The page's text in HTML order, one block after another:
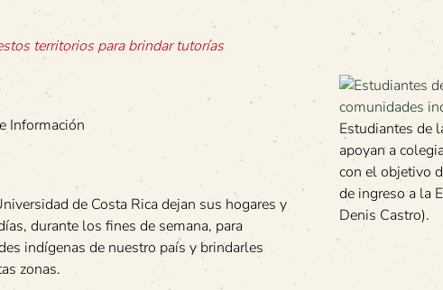
territorios para brindar tutorías
Estudiantes de
apoyan a
con el objetivo
de ingreso a la
Denis Castro).
Información
de Costa Rica dejan sus hogares y
durante los fines de semana, para
indígenas de nuestro país y brindarles
zonas.